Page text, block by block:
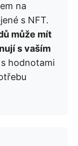
na
s NFT.
může mít
s vaším
hodnotami